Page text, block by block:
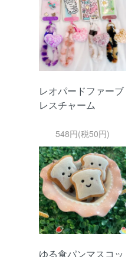
レオパードファーブ
レスチャーム
548円(税50円)
ゆる食パンマスコッ